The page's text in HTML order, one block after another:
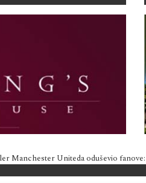
Manchester Uniteda oduševio